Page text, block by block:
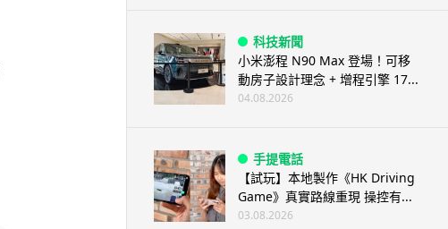
科技新聞
小米澎程 N90 Max 登場！可移
動房子設計理念 + 增程引擎 17...
04.08.2026
手提電話
【試玩】本地製作《HK Driving
Game》真實路線重現 操控有...
03.08.2026